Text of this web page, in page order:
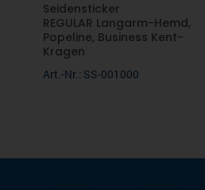
Seidensticker
REGULAR Langarm-Hemd,
Popeline, Business Kent-
Kragen
Art.-Nr.: SS-001000